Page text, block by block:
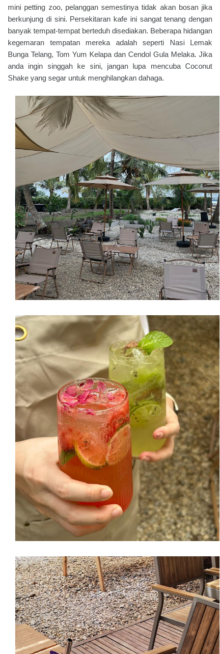
mini petting zoo, pelanggan semestinya tidak akan bosan jika
berkunjung di sini. Persekitaran kafe ini sangat tenang dengan
banyak tempat-tempat berteduh disediakan. Beberapa hidangan
kegemaran tempatan mereka adalah seperti Nasi Lemak
Bunga Telang, Tom Yum Kelapa dan Cendol Gula Melaka. Jika
anda ingin singgah ke sini, jangan lupa mencuba Coconut
Shake yang segar untuk menghilangkan dahaga.